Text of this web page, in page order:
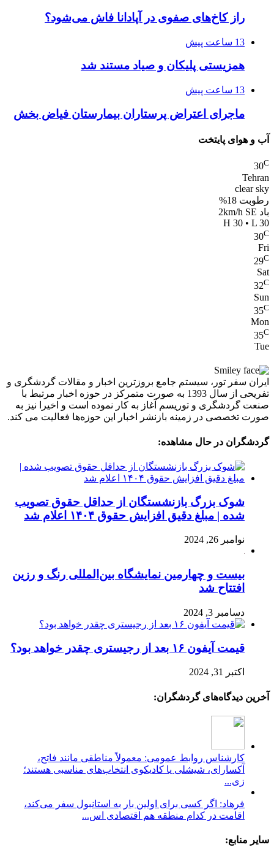
راز کاخ‌های صفوی در آپادانا فاش می‌شود؟
13 ساعت پیش
همزیستی پلیکان و صیاد مستند شد
13 ساعت پیش
ماجرای اعتراض پرستاران بیمارستان فیاض بخش
آب و هوای پایتخت
30C
Tehran
clear sky
رطوبت 18%
باد 2km/h SE
H 30 • L 30
30C
Fri
29C
Sat
32C
Sun
35C
Mon
35C
Tue
ایران سفر تور، سیستم جامع بروزترین اخبار و مقالات گردشگری و
تفریحی از سال 1393 به صورت متمرکز در حوزه اخبار مرتبط با
صنعت گردشگری و توریسم آغاز به کار نموده است و اخیرا نیز به
صورت تخصصی در زمینه بازنشر اخبار این حوزه‌ها فعالیت می کند.
گردشگران در حال مشاهده:
شوک بزرگ بازنشستگان از حداقل حقوق تصویب
شده | مبلغ دقیق افزایش حقوق ۱۴۰۴ اعلام شد
نوامبر 26, 2024
بیست و چهارمین نمایشگاه بین‌المللی رنگ و رزین
افتتاح شد
دسامبر 3, 2024
قیمت آیفون ۱۶ بعد از رجیستری چقدر خواهد بود؟
اکتبر 31, 2024
آخرین دیدگاه‌های گردشگران:
کارشناس روابط عمومی: معمولاً مناطقی مانند فاتح،
آکسارای، شیشلی یا کادیکوی انتخاب‌های مناسبی هستند؛
زی...
فرهاد: اگر کسی برای اولین بار به استانبول سفر می‌کند،
اقامت در کدام منطقه هم اقتصادی اس...
سایر منابع: